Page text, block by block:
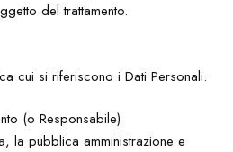
del trattamento.
cui si riferiscono i Dati Personali.
(o Responsabile)
la pubblica amministrazione e